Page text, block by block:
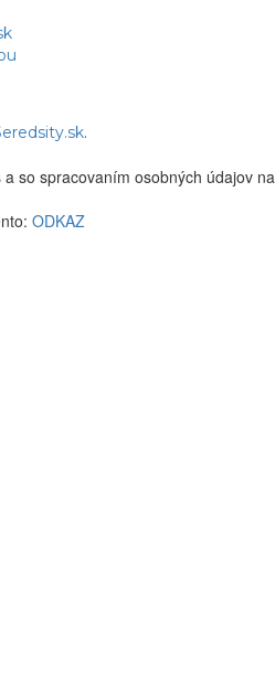
.
so spracovaním osobných údajov na
ODKAZ